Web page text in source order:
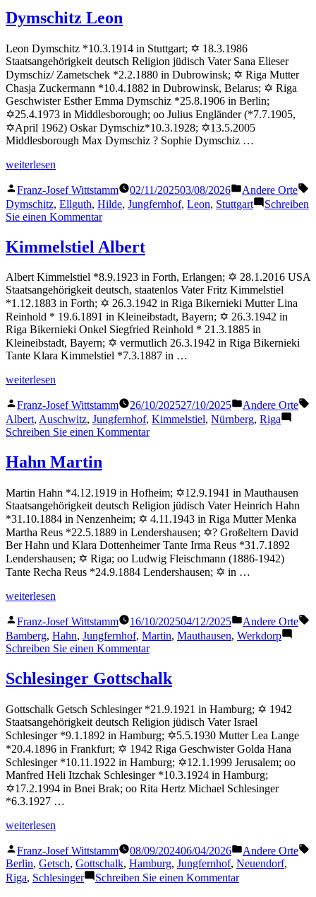
Dymschitz Leon
Leon Dymschitz *10.3.1914 in Stuttgart; ✡ 18.3.1986
Staatsangehörigkeit deutsch Religion jüdisch Vater Sana Elieser
Dymschiz/ Zametschek *2.2.1880 in Dubrowinsk; ✡ Riga Mutter
Chasja Zuckermann *10.4.1882 in Dubrowinsk, Belarus; ✡ Riga
Geschwister Esther Emma Dymschiz *25.8.1906 in Berlin;
✡25.4.1973 in Middlesborough; oo Julius Engländer (*7.7.1905,
✡April 1962) Oskar Dymschiz*10.3.1928; ✡13.5.2005
Middlesborough Max Dymschiz ? Sophie Dymschiz …
„Dymschitz
weiterlesen
Veröffentlicht
von
Franz-Josef Wittstamm 02/11/202503/08/2026
Veröffentlicht
in
Andere Orte
Dymschitz, Ellguth, Hilde, Jungfernhof, Leon, Stuttgart
Schreiben
Sie einen Kommentarzu
Leon
Kimmelstiel Albert
Albert Kimmelstiel *8.9.1923 in Forth, Erlangen; ✡ 28.1.2016 USA
Staatsangehörigkeit deutsch, staatenlos Vater Fritz Kimmelstiel
*1.12.1883 in Forth; ✡ 26.3.1942 in Riga Bikernieki Mutter Lina
Reinhold * 19.6.1891 in Kleineibstadt, Bayern; ✡ 26.3.1942 in
Riga Bikernieki Onkel Siegfried Reinhold * 21.3.1885 in
Kleineibstadt, Bayern; ✡ vermutlich 26.3.1942 in Riga Bikernieki
Tante Klara Kimmelstiel *7.3.1887 in …
„Kimmelstiel
weiterlesen
Veröffentlicht
von
Franz-Josef Wittstamm 26/10/202527/10/2025
Veröffentlicht
in
Andere Orte
Albert, Auschwitz, Jungfernhof, Kimmelstiel, Nürnberg, Riga
Schreiben Sie einen Kommentarzu
Hahn Martin
Martin Hahn *4.12.1919 in Hofheim; ✡12.9.1941 in Mauthausen
Staatsangehörigkeit deutsch Religion jüdisch Vater Heinrich Hahn
*31.10.1884 in Nenzenheim; ✡ 4.11.1943 in Riga Mutter Menka
Martha Reus *22.5.1889 in Lendershausen; ✡? Großeltern David
Ber Hahn und Klara Dottenheimer Tante Irma Reus *31.7.1892
Lendershausen; ✡ Riga; oo Ludwig Fleischmann (1886-1942)
Tante Recha Reus *24.9.1884 Lendershausen; ✡ in …
„Hahn
weiterlesen
Veröffentlicht
von
Franz-Josef Wittstamm 16/10/202504/12/2025
Veröffentlicht
in
Andere Orte
Bamberg, Hahn, Jungfernhof, Martin, Mauthausen, Werkdorp
Schreiben Sie einen Kommentarzu
Martin
Schlesinger Gottschalk
Gottschalk Getsch Schlesinger *21.9.1921 in Hamburg; ✡ 1942
Staatsangehörigkeit deutsch Religion jüdisch Vater Israel
Schlesinger *9.1.1892 in Hamburg; ✡5.5.1930 Mutter Lea Lange
*20.4.1896 in Frankfurt; ✡ 1942 Riga Geschwister Golda Hana
Schlesinger *10.11.1922 in Hamburg; ✡12.1.1999 Jerusalem; oo
Manfred Heli Itzchak Schlesinger *10.3.1924 in Hamburg;
✡17.2.1994 in Bnei Brak; oo Rita Hertz Michael Schlesinger
*6.3.1927 …
„Schlesinger
weiterlesen
Veröffentlicht
von
Franz-Josef Wittstamm 08/09/202406/04/2026
Veröffentlicht
in
Andere Orte
Berlin, Getsch, Gottschalk, Hamburg, Jungfernhof, Neuendorf,
Riga, Schlesinger Schreiben Sie einen Kommentarzu